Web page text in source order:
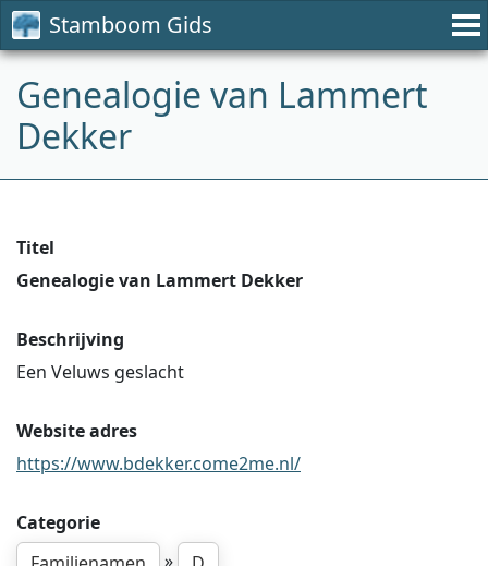
Stamboom Gids
Genealogie van Lammert
Dekker
Titel
Genealogie van Lammert Dekker
Beschrijving
Een Veluws geslacht
Website adres
https://www.bdekker.come2me.nl/
Categorie
»